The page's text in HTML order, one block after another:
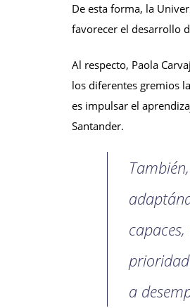
De esta forma, la
favorecer el desarrollo
Al respecto, Paola
los diferentes gremios
es impulsar el
Santander.
a